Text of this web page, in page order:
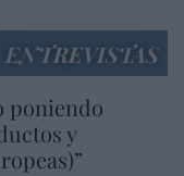
ENTREVISTAS
poniendo
y